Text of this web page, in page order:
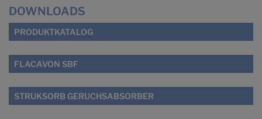
DOWNLOADS
PRODUKTKATALOG
FLACAVON SBF
STRUKSORB GERUCHSABSORBER